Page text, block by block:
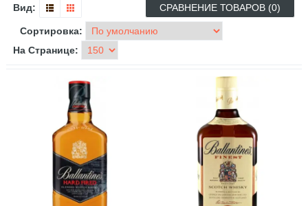
Вид: СРАВНЕНИЕ ТОВАРОВ (0)
Сортировка:
На Странице: